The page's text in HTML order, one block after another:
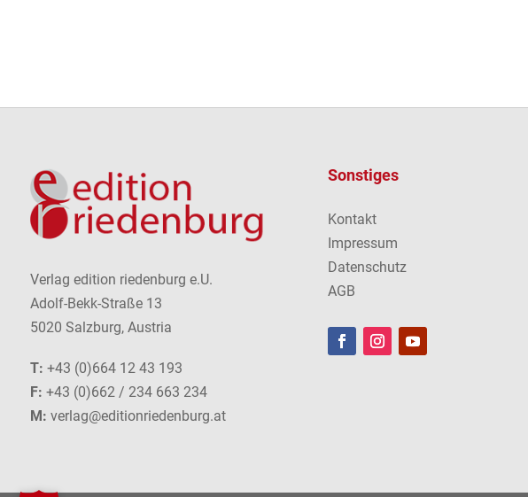
Verlag edition riedenburg e.U.
Adolf-Bekk-Straße 13
5020 Salzburg, Austria
T: +43 (0)664 12 43 193
F: +43 (0)662 / 234 663 234
M: verlag@editionriedenburg.at
Sonstiges
Kontakt
Impressum
Datenschutz
AGB